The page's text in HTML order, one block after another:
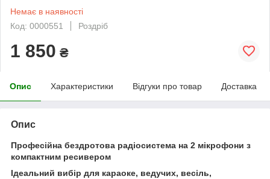
Немає в наявності
Код: 0000551
Роздріб
1 850 ₴
Опис Характеристики Відгуки про товар Доставка
Опис
Професійна бездротова радіосистема на 2 мікрофони з
компактним ресивером
Ідеальний вибір для караоке, ведучих, весіль,